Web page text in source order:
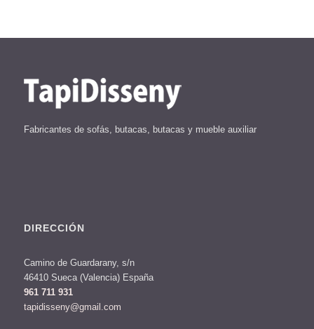
Fabricantes de sofás, butacas, butacas y mueble auxiliar
DIRECCIÓN
Camino de Guardarany, s/n
46410 Sueca (Valencia) España
961 711 931
tapidisseny@gmail.com